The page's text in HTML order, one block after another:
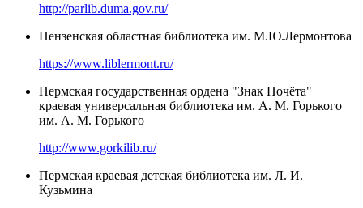
http://parlib.duma.gov.ru/
Пензенская областная библиотека им. М.Ю.Лермонтова
https://www.liblermont.ru/
Пермская государственная ордена "Знак Почёта"
краевая универсальная библиотека им. А. М. Горького
им. А. М. Горького
http://www.gorkilib.ru/
Пермская краевая детская библиотека им. Л. И.
Кузьмина